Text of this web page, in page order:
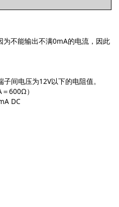
不能输出不满0mA的电流，因此
间电压为12V以下的电阻值。
600Ω）
DC